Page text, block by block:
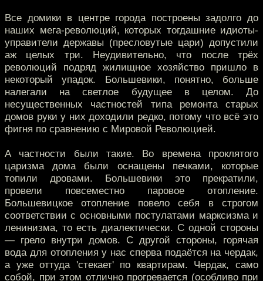
Все домики в центре города построены задолго до
наших мега-революций, которых тогдашние идиоты-
управители державы (пресловутые цари) допустили
аж целых три. Неудивительно, что после трёх
революций подряд жилищное хозяйство пришло в
некоторый упадок. Большевики, понятно, больше
налегали на светлое будущее в целом. До
несущественных частностей типа ремонта старых
домов руки у них доходили редко, потому что всё это
фигня по сравнению с Мировой Революцией.
А частности были такие. Во времена проклятого
царизма дома были оснащены печками, которые
топили дровами. Большевики это прекратили,
провели повсеместно паровое отопление.
Большевицкое отопление повело себя в строгом
соответствии с основными постулатами марксизма и
ленинизма, то есть диалектически. С одной стороны
— грело внутри домов. С другой стороны, горячая
вода для отопления у нас сперва подаётся на чердак,
а уже оттуда 'стекает' по квартирам. Чердак, само
собой, при этом отлично прогревается (особливо при